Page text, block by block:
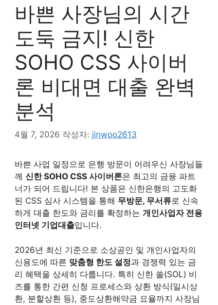
바쁜 사장님의 시간
도둑 금지! 신한
SOHO CSS 사이버
론 비대면 대출 완벽
분석
4월 7, 2026 작성자: jinwoo2613
바쁜 사업 일정으로 은행 방문이 어려우신 사장님들
께 신한 SOHO CSS 사이버론은 최고의 금융 파트
너가 되어 드립니다! 본 상품은 신한은행의 고도화
된 CSS 심사 시스템을 통해 무방문, 무서류로 신속
하게 대출 한도와 금리를 확정하는 개인사업자 전용
인터넷 기업대출입니다.
2026년 최신 기준으로 소상공인 및 개인사업자의
신용도에 따른 맞춤형 한도 설정과 경쟁력 있는 금
리 혜택을 상세히 다룹니다. 특히 신한 쏠(SOL) 비
즈를 통한 간편 신청 프로세스와 상환 방식(일시상
환, 분할상환 등), 중도상환해약금 요율까지 사장님